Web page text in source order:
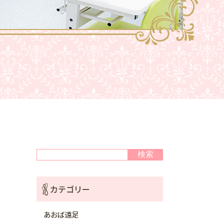
検索
カテゴリー
あおば遠足